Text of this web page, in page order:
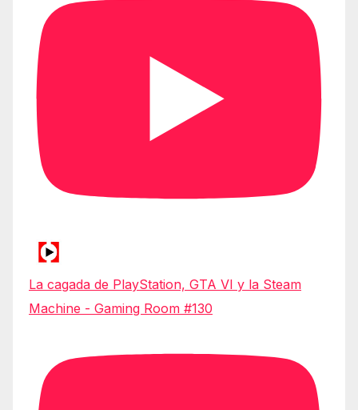
La cagada de PlayStation, GTA VI y la Steam
Machine - Gaming Room #130